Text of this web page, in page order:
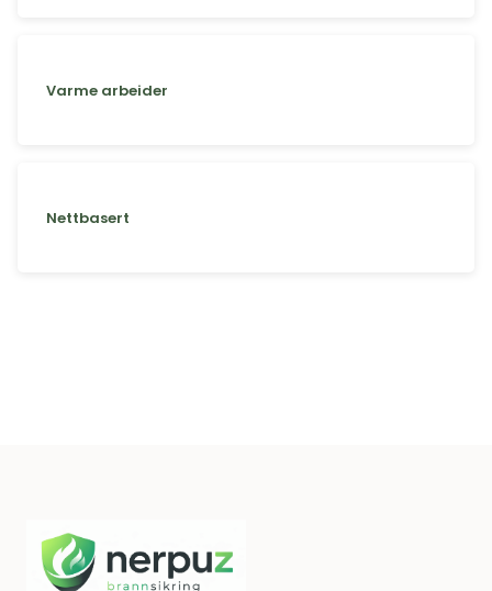
Varme arbeider
Nettbasert